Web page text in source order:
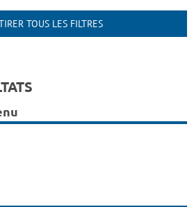
TOUS LES FILTRES